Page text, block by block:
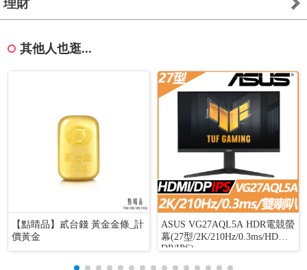
其他人也逛...
【點睛品】貳台錢 黃金金條_計
價黃金
ASUS VG27AQL5A HDR電競螢
幕(27型/2K/210Hz/0.3ms/HDMI/
DP/IPS)